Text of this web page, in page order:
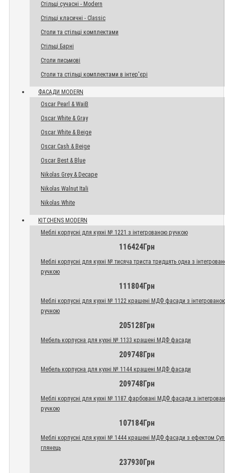
Стільці сучасні - Modern
Стільці класичні - Classic
Столи та стільці комплектами
Стільці Барні
Столи письмові
Столи та стільці комплектами в інтер'єрі
ФАСАДИ MODERN
Oscar Pearl & WaiB
Oscar White & Gray
Oscar White & Beige
Oscar Cash & Beige
Oscar Best & Blue
Nikolas Grey & Decape
Nikolas Walnut Itali
Nikolas White
KITCHENS MODERN
Меблі корпусні для кухні № 1221 з інтегрованою ручкою
116424Грн
Меблі корпусні для кухні № тисяча триста тридцять одна з
ручкою
111804Грн
Меблі корпусні для кухні № 1122 крашені МДФ фасади з
ручною
205128Грн
Мебель корпусна для кухні № 1133 крашені МДФ фасади
209748Грн
Мебель корпусна для кухні № 1144 крашені МДФ фасади
209748Грн
Меблі корпусні для кухні № 1187 фарбовані МДФ фасади з
ручкою
107184Грн
Меблі корпусні для кухні № 1444 крашені МДФ фасади з ефектом
глянець
237930Грн